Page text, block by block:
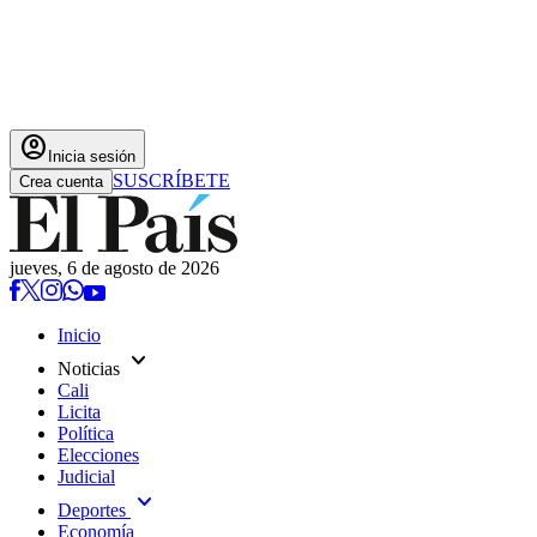
account_circle Inicia sesión
Crea cuenta SUSCRÍBETE
jueves, 6 de agosto de 2026
Inicio
Noticias expand_more
Cali
Licita
Política
Elecciones
Judicial
Deportes expand_more
Economía